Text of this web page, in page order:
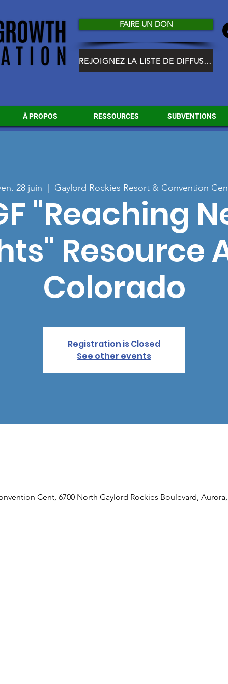
FAIRE UN DON
REJOIGNEZ LA LISTE DE DIFFUSION HGF
À PROPOS RESSOURCES SUBVENTIONS
28 juin Gaylord Rockies Resort & Convention
"Reaching
Resource
Colorado
Registration is Closed
See other events
Cent, 6700 North Gaylord Rockies Boulevard, Aurora,